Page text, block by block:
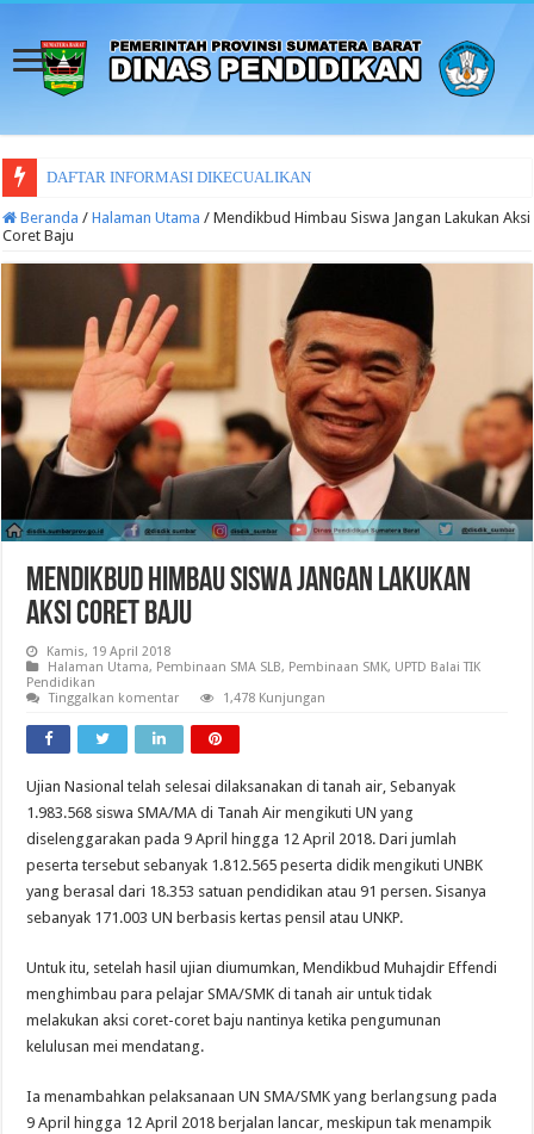
DAFTAR INFORMASI DIKECUALIKAN
Beranda / Halaman Utama / Mendikbud Himbau Siswa Jangan Lakukan Aksi
Coret Baju
Mendikbud Himbau Siswa Jangan Lakukan
Aksi Coret Baju
Kamis, 19 April 2018
Halaman Utama, Pembinaan SMA SLB, Pembinaan SMK, UPTD Balai TIK
Pendidikan
Tinggalkan komentar
1,478 Kunjungan
Ujian Nasional telah selesai dilaksanakan di tanah air, Sebanyak
1.983.568 siswa SMA/MA di Tanah Air mengikuti UN yang
diselenggarakan pada 9 April hingga 12 April 2018. Dari jumlah
peserta tersebut sebanyak 1.812.565 peserta didik mengikuti UNBK
yang berasal dari 18.353 satuan pendidikan atau 91 persen. Sisanya
sebanyak 171.003 UN berbasis kertas pensil atau UNKP.
Untuk itu, setelah hasil ujian diumumkan, Mendikbud Muhajdir Effendi
menghimbau para pelajar SMA/SMK di tanah air untuk tidak
melakukan aksi coret-coret baju nantinya ketika pengumunan
kelulusan mei mendatang.
Ia menambahkan pelaksanaan UN SMA/SMK yang berlangsung pada
9 April hingga 12 April 2018 berjalan lancar, meskipun tak menampik